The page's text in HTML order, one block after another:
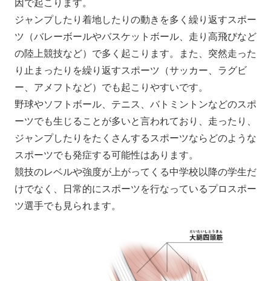
因で起こります。
ジャンプしたり着地したりの動きを多く繰り返すスポー
ツ（バレーボールやバスケットボール、走り高飛びなど
の陸上競技など）で多く起こります。また、突然走った
り止まったりを繰り返すスポーツ（サッカー、ラグビ
ー、アメフトなど）でも起こりやすいです。
野球やソフトボール、テニス、バトミントンなどのスポ
ーツでも生じることが多いと言われており、走ったり、
ジャンプしたりをたくさんするスポーツならどのような
スポーツでも発症する可能性はあります。
競技のレベルや強度が上がってくる中学校以降の学生だ
けでなく、日常的にスポーツを行なっているプロスポー
ツ選手でも見られます。